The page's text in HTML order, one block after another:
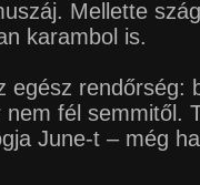
Mellette
karambol is.
egész rendőrség:
fél semmitől.
June-t – még